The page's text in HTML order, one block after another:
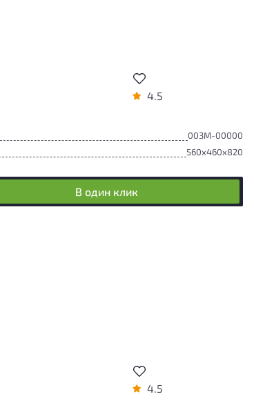
4.5
003М-00000
560x460x820
В один клик
4.5